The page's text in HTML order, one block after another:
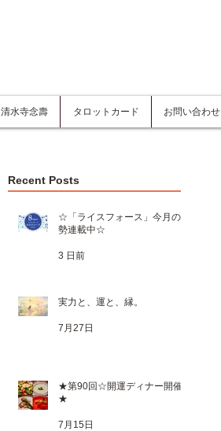
清水寺念壽 タロットカード お問い合わせ
Recent Posts
☆「ライスフォース」今月の運
勢連載中☆
3 日前
実力と、運と、縁。
7月27日
★第90回☆開運ディナー開催
★
7月15日